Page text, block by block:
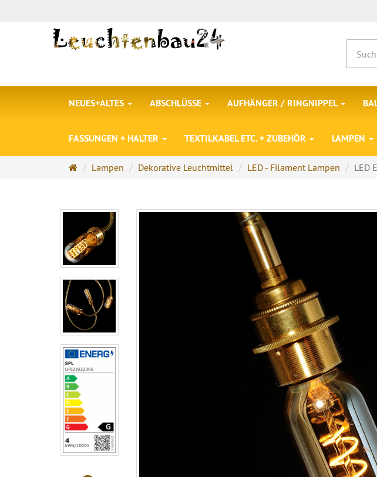
NEUES+ALTES ABSCHLÜSSE AUFHÄNGER / RINGNIPPEL
FASSUNGEN + HALTER TEXTILKABEL ETC. + ZUBEHÖR LAMPEN
Startseite
Lampen Dekorative Leuchtmittel LED - Filament Lampen LED